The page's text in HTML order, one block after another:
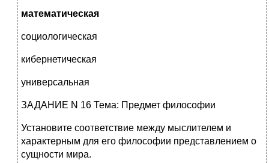
математическая
социологическая
кибернетическая
универсальная
ЗАДАНИЕ N 16 Тема: Предмет философии
Установите соответствие между мыслителем и
характерным для его философии представлением о
сущности мира.